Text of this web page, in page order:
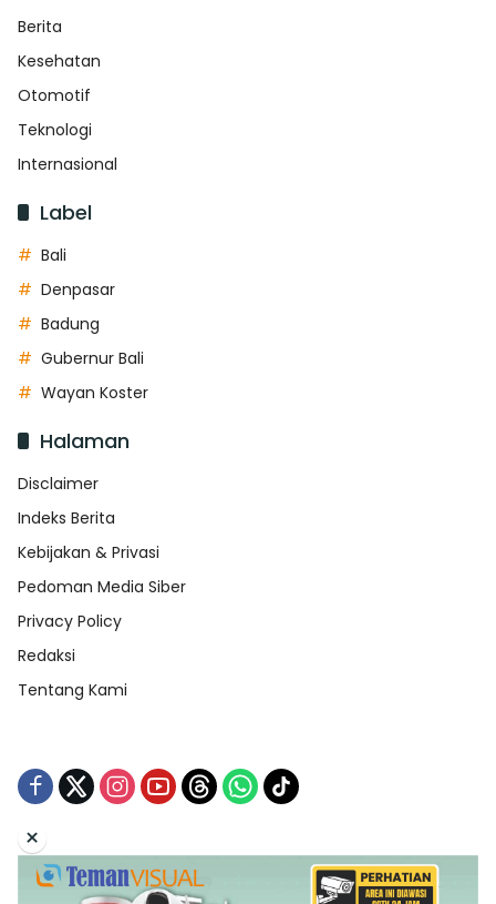
Berita
Kesehatan
Otomotif
Teknologi
Internasional
Label
Bali
Denpasar
Badung
Gubernur Bali
Wayan Koster
Halaman
Disclaimer
Indeks Berita
Kebijakan & Privasi
Pedoman Media Siber
Privacy Policy
Redaksi
Tentang Kami
Tentang Kami Redaksi
Indeks Berita
Disclaimer
Pedoman Media Siber
×